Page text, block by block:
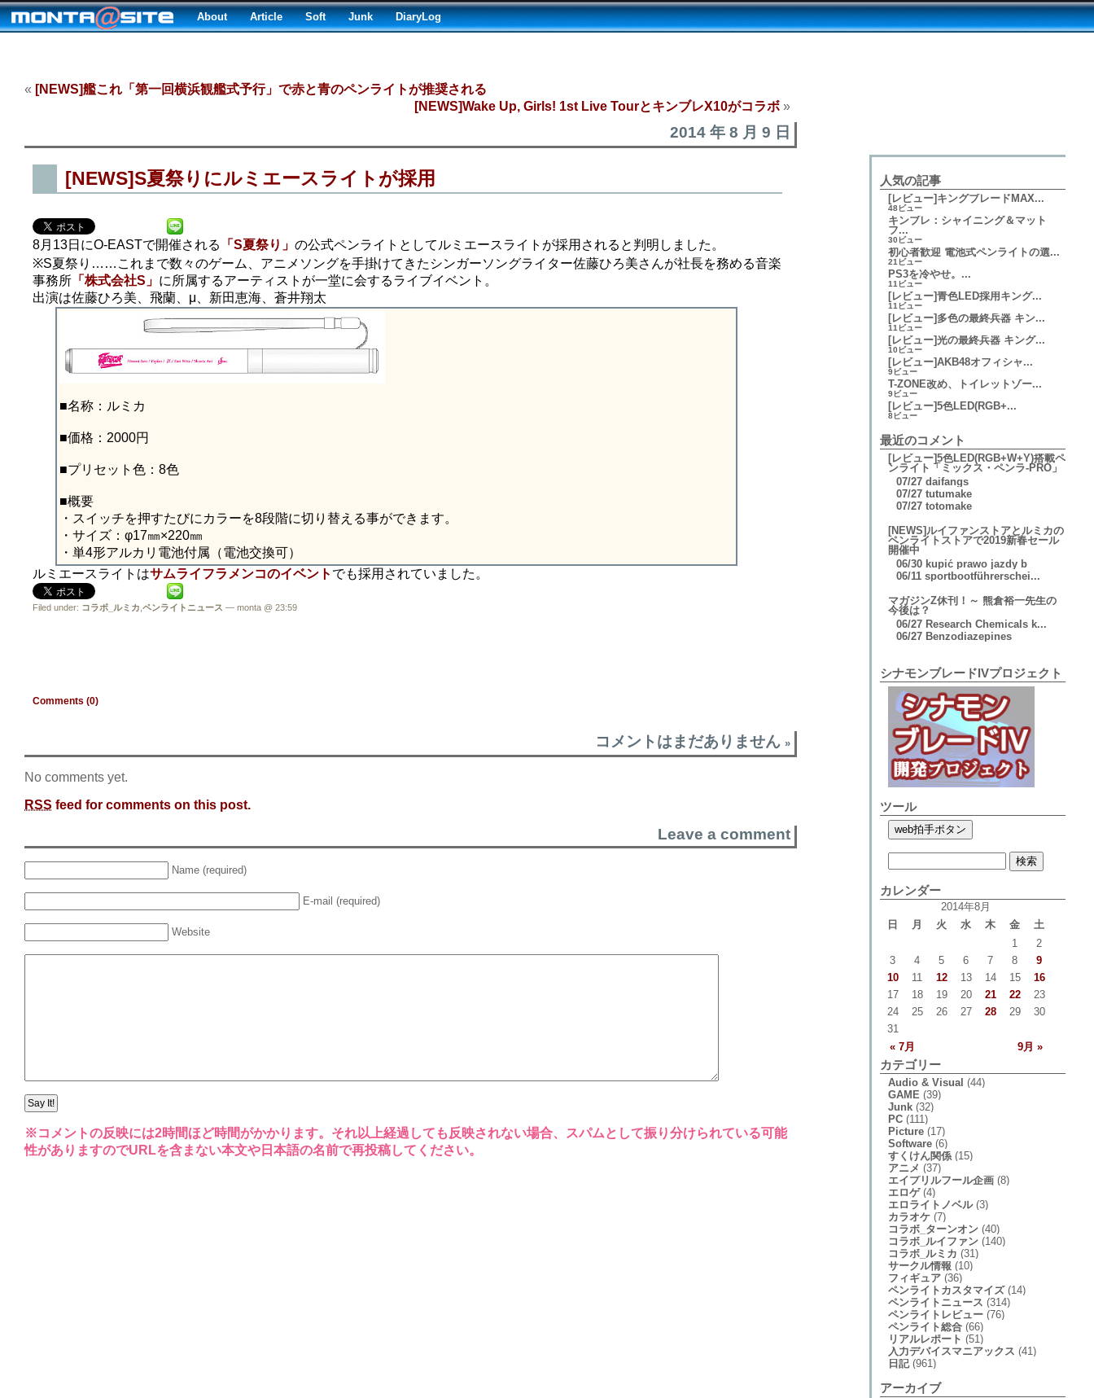
About Article Soft Junk DiaryLog
« [NEWS]艦これ「第一回横浜観艦式予行」で赤と青のペンライトが推奨される
[NEWS]Wake Up, Girls! 1st Live TourとキンブレX10がコラボ»
2014 年 8 月 9 日
[NEWS]S夏祭りにルミエースライトが採用
8月13日にO-EASTで開催される 「S夏祭り」 の公式ペンライトとしてルミエースライトが採用されると判明しました。
※S夏祭り……これまで数々のゲーム、アニメソングを手掛けてきたシンガーソングライター佐藤ひろ美さんが社長を務める音楽
事務所 「株式会社S」 に所属するアーティストが一堂に会するライブイベント。
出演は佐藤ひろ美、飛蘭、μ、新田恵海、蒼井翔太
■名称：ルミカ
■価格：2000円
■プリセット色：8色
■概要
・スイッチを押すたびにカラーを8段階に切り替える事ができます。
・サイズ：φ17㎜×220㎜
・単4形アルカリ電池付属（電池交換可）
ルミエースライトはサムライフラメンコのイベント でも採用されていました。
Filed under: コラボ_ルミカ ペンライトニュース — monta @ 23:59
Comments (0)
コメントはまだありません »
No comments yet.
RSS feed for comments on this post.
Leave a comment
Name (required)
E-mail (required)
Website
※コメントの反映には2時間ほど時間がかかります。それ以上経過しても反映されない場合、スパムとして振り分けられている可能
性がありますのでURLを含まない本文や日本語の名前で再投稿してください。
人気の記事
[レビュー]キングブレードMAX...
48ビュー
キンブレ：シャイニング＆マット
フ...
30ビュー
初心者歓迎 電池式ペンライトの選...
21ビュー
PS3を冷やせ。...
11ビュー
[レビュー]青色LED採用キング...
11ビュー
[レビュー]多色の最終兵器 キン...
11ビュー
[レビュー]光の最終兵器 キング...
10ビュー
[レビュー]AKB48オフィシャ...
9ビュー
T-ZONE改め、トイレットゾー...
9ビュー
[レビュー]5色LED(RGB+...
8ビュー
最近のコメント
[レビュー]5色LED(RGB+W+Y)搭載ペ
ンライト「ミックス・ペンラ-PRO」
07/27 daifangs
07/27 tutumake
07/27 totomake
[NEWS]ルイファンストアとルミカの
ペンライトストアで2019新春セール
開催中
06/30 kupić prawo jazdy b
06/11 sportbootführerschei...
マガジンZ休刊！～ 熊倉裕一先生の
今後は？
06/27 Research Chemicals k...
06/27 Benzodiazepines
シナモンブレードIVプロジェクト
ツール
カレンダー
2014年8月
日
月 火 水 木 金 土
« 7月 9月 »
1
2
3
4 5 6 7 8
9
10
11 12 13 14 15
16
17
18 19 20 21 22
23
24
25 26 27 28 29
30
31
カテゴリー
Audio & Visual (44)
GAME (39)
Junk(32)
PC(111)
Picture(17)
Software(6)
すくけん関係(15)
アニメ (37)
エイプリルフール企画(8)
エロゲ(4)
エロライトノベル(3)
カラオケ(7)
コラボ_ターンオン(40)
コラボ_ルイファン(140)
コラボ_ルミカ (31)
サークル情報 (10)
フィギュア(36)
ペンライトカスタマイズ(14)
ペンライトニュース (314)
ペンライトレビュー(76)
ペンライト総合(66)
リアルレポート (51)
入力デバイスマニアックス (41)
日記(961)
アーカイブ